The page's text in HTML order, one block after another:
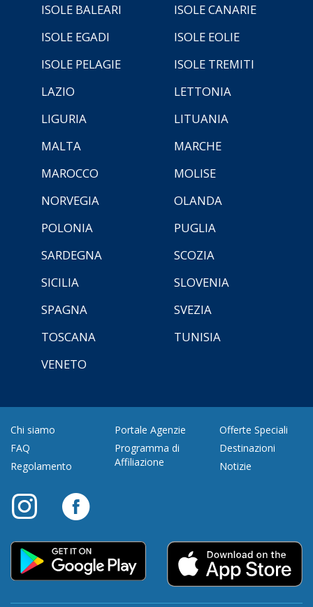
ISOLE BALEARI
ISOLE CANARIE
ISOLE EGADI
ISOLE EOLIE
ISOLE PELAGIE
ISOLE TREMITI
LAZIO
LETTONIA
LIGURIA
LITUANIA
MALTA
MARCHE
MAROCCO
MOLISE
NORVEGIA
OLANDA
POLONIA
PUGLIA
SARDEGNA
SCOZIA
SICILIA
SLOVENIA
SPAGNA
SVEZIA
TOSCANA
TUNISIA
VENETO
Chi siamo
FAQ
Regolamento
Portale Agenzie
Programma di
Affiliazione
Offerte Speciali
Destinazioni
Notizie